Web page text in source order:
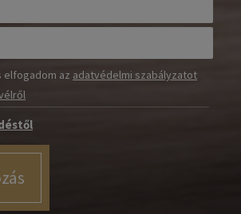
elfogadom az adatvédelmi szabályzatot